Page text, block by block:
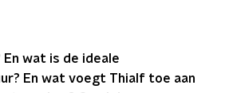
En wat is de ideale
En wat voegt Thialf toe aan